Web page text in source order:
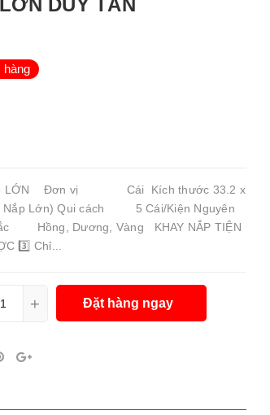
DUY TÂN
hàng
LỚN Đơn vị Cái Kích thước 33.2 x
Nắp Lớn) Qui cách 5 Cái/Kiện Nguyên
Hồng, Dương, Vàng KHAY NẮP TIỆN
3️⃣ Chỉ...
+ Đặt hàng ngay